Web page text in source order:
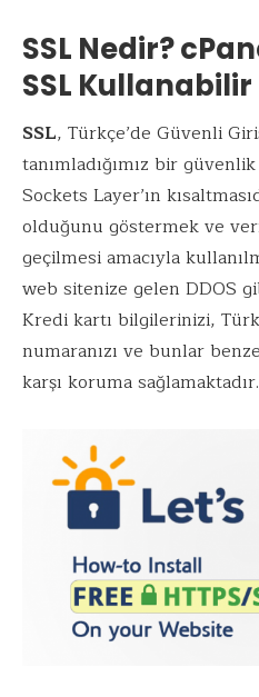
SSL Nedir?
SSL
SSL, Türkçe’de Güvenli
tanımladığımız bir
Sockets Layer’ın
olduğunu göstermek ve
geçilmesi amacıyla
web sitenize gelen DDOS
Kredi kartı bilgilerinizi,
numaranızı ve bunlar
karşı koruma sağlamaktadır.